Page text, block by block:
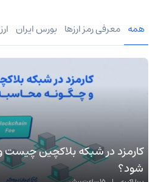
همه معرفی رمز ارزها بورس ایران
کارمزد در شبکه بلاکچین
شود؟